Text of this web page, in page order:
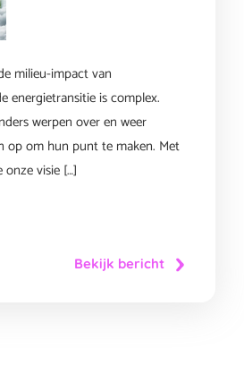
milieu-impact van
energietransitie is complex.
werpen over en weer
op om hun punt te maken. Met
visie […]
Bekijk bericht